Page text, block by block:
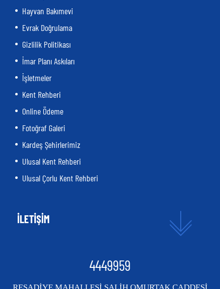
Hayvan Bakımevi
Evrak Doğrulama
Gizlilik Politikası
İmar Planı Askıları
İşletmeler
Kent Rehberi
Online Ödeme
Fotoğraf Galeri
Kardeş Şehirlerimiz
Ulusal Kent Rehberi
Ulusal Çorlu Kent Rehberi
İLETİŞİM
4449959
REŞADİYE MAHALLESİ SALİH OMURTAK CADDESİ